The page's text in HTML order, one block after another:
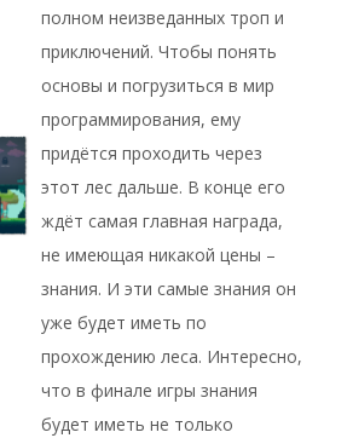
полном неизведанных троп и
приключений. Чтобы понять
основы и погрузиться в мир
программирования, ему
придётся проходить через
этот лес дальше. В конце его
ждёт самая главная награда,
не имеющая никакой цены –
знания. И эти самые знания он
уже будет иметь по
прохождению леса. Интересно,
что в финале игры знания
будет иметь не только